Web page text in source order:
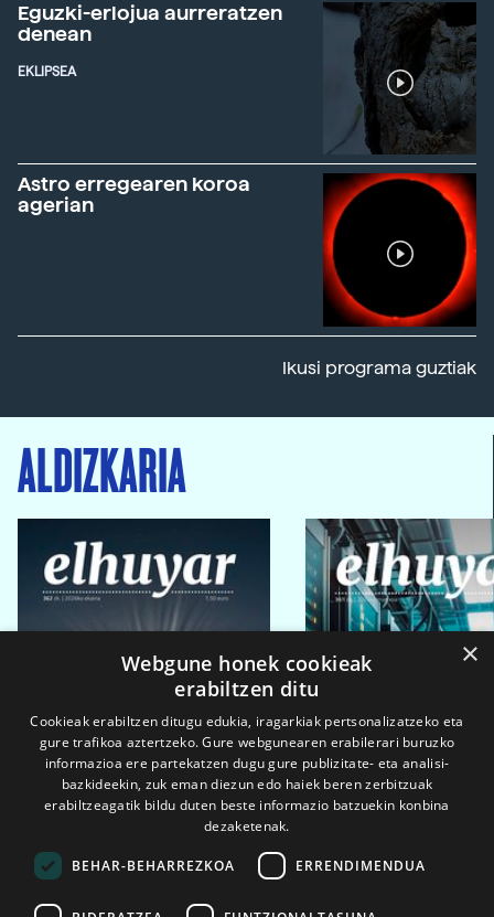
Eguzki-erlojua aurreratzen
denean
EKLIPSEA
Astro erregearen koroa
agerian
Ikusi programa guztiak
ALDIZKARIA
×
Webgune honek cookieak
erabiltzen ditu
Cookieak erabiltzen ditugu edukia, iragarkiak pertsonalizatzeko eta
gure trafikoa aztertzeko. Gure webgunearen erabilerari buruzko
informazioa ere partekatzen dugu gure publizitate- eta analisi-
bazkideekin, zuk eman diezun edo haiek beren zerbitzuak
erabiltzeagatik bildu duten beste informazio batzuekin konbina
dezaketenak.
BEHAR-BEHARREZKOA ERRENDIMENDUA